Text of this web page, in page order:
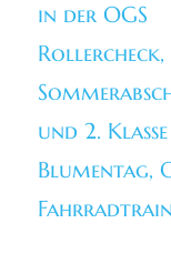
in der OGS
Rollercheck,
und 2. Klasse
Blumentag,